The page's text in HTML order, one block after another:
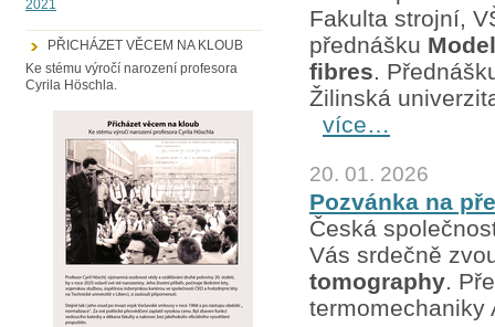
2021
PŘICHÁZET VĚCEM NA KLOUB
Ke stému výročí narození profesora
Cyrila Höschla.
Fakulta strojní,
přednášku
fibres.
Žilinská
více…
20. 01. 2026
Pozvánka na
Česká
Vás srdečně
tomography.
termomechaniky